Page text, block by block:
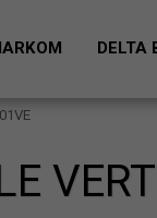
DELTA